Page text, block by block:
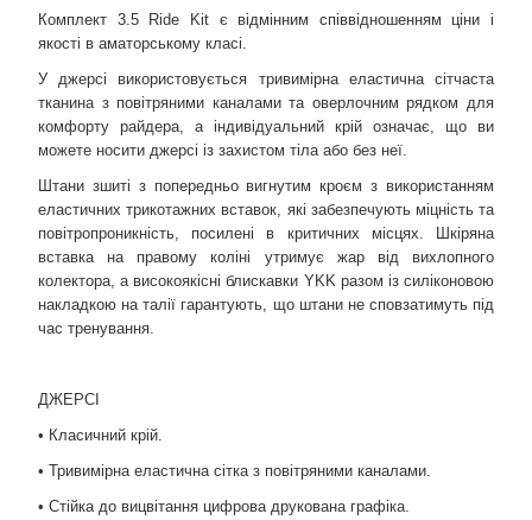
Комплект 3.5 Ride Kit є відмінним співвідношенням ціни і
якості в аматорському класі.
У джерсі використовується тривимірна еластична сітчаста
тканина з повітряними каналами та оверлочним рядком для
комфорту райдера, а індивідуальний крій означає, що ви
можете носити джерсі із захистом тіла або без неї.
Штани зшиті з попередньо вигнутим кроєм з використанням
еластичних трикотажних вставок, які забезпечують міцність та
повітропроникність, посилені в критичних місцях. Шкіряна
вставка на правому коліні утримує жар від вихлопного
колектора, а високоякісні блискавки YKK разом із силіконовою
накладкою на талії гарантують, що штани не сповзатимуть під
час тренування.
ДЖЕРСІ
• Класичний крій.
• Тривимірна еластична сітка з повітряними каналами.
• Стійка до вицвітання цифрова друкована графіка.